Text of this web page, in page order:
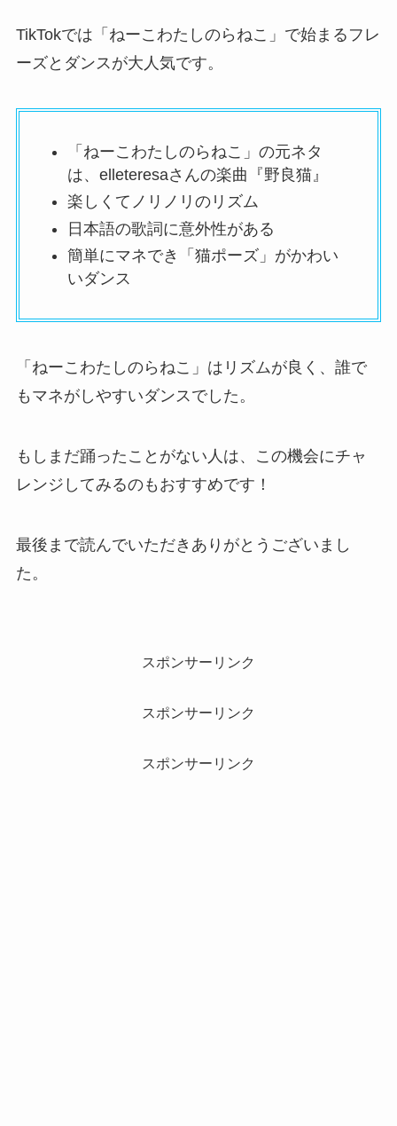
TikTokでは「ねーこわたしのらねこ」で始まるフレ
ーズとダンスが大人気です。
「ねーこわたしのらねこ」の元ネタ
は、elleteresaさんの楽曲『野良猫』
楽しくてノリノリのリズム
日本語の歌詞に意外性がある
簡単にマネでき「猫ポーズ」がかわい
いダンス
「ねーこわたしのらねこ」はリズムが良く、誰で
もマネがしやすいダンスでした。
もしまだ踊ったことがない人は、この機会にチャ
レンジしてみるのもおすすめです！
最後まで読んでいただきありがとうございまし
た。
スポンサーリンク
スポンサーリンク
スポンサーリンク